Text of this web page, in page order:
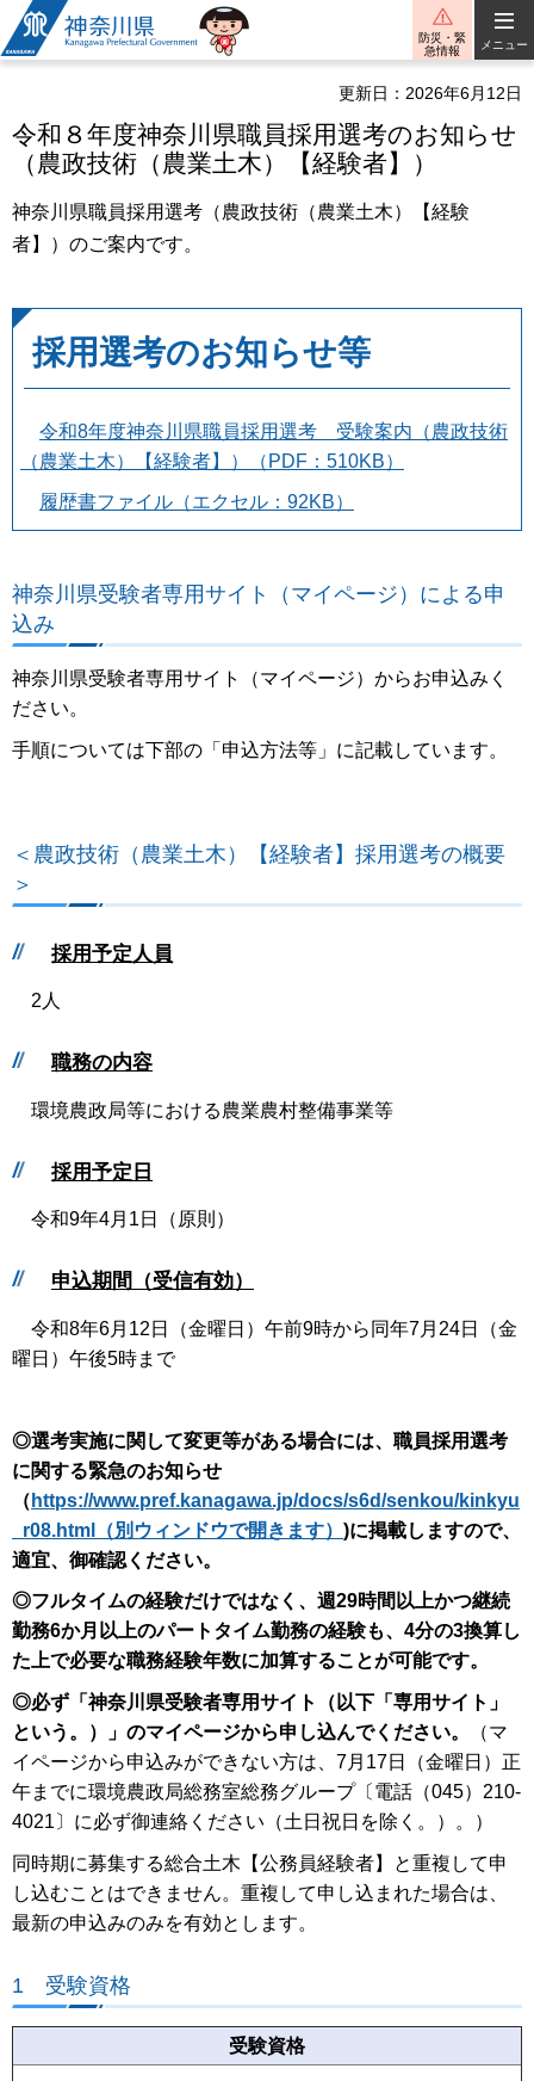
神奈川県
防災・緊
急情報
メニュー
更新日：2026年6月12日
令和８年度神奈川県職員採用選考のお知らせ
（農政技術（農業土木）【経験者】）
神奈川県職員採用選考（農政技術（農業土木）【経験
者】）のご案内です。
採用選考のお知らせ等
令和8年度神奈川県職員採用選考 受験案内（農政技術
（農業土木）【経験者】）（PDF：510KB）
履歴書ファイル（エクセル：92KB）
神奈川県受験者専用サイト（マイページ）による申
込み
神奈川県受験者専用サイト（マイページ）からお申込みく
ださい。
手順については下部の「申込方法等」に記載しています。
＜農政技術（農業土木）【経験者】採用選考の概要
＞
採用予定人員
2人
職務の内容
環境農政局等における農業農村整備事業等
採用予定日
令和9年4月1日（原則）
申込期間（受信有効）
令和8年6月12日（金曜日）午前9時から同年7月24日（金
曜日）午後5時まで
◎選考実施に関して変更等がある場合には、職員採用選考
に関する緊急のお知らせ
（ https://www.pref.kanagawa.jp/docs/s6d/senkou/kinkyu
_r08.html（別ウィンドウで開きます） )に掲載しますので、
適宜、御確認ください。
◎フルタイムの経験だけではなく、週29時間以上かつ継続
勤務6か月以上のパートタイム勤務の経験も、4分の3換算し
た上で必要な職務経験年数に加算することが可能です。
◎必ず「神奈川県受験者専用サイト（以下「専用サイト」
という。）」のマイページから申し込んでください。
（マ
イページから申込みができない方は、7月17日（金曜日）正
午までに環境農政局総務室総務グループ〔電話（045）210-
4021〕に必ず御連絡ください（土日祝日を除く。）。）
同時期に募集する総合土木【公務員経験者】と重複して申
し込むことはできません。重複して申し込まれた場合は、
最新の申込みのみを有効とします。
1 受験資格
受験資格